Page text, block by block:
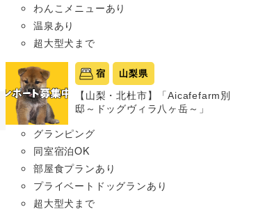
わんこメニューあり
温泉あり
超大型犬まで
宿 山梨県
【山梨・北杜市】「Aicafefarm別
邸～ドッグヴィラ八ヶ岳～」
グランピング
同室宿泊OK
部屋食プランあり
プライベートドッグランあり
超大型犬まで